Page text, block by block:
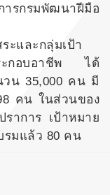
ารกรมพัฒนาฝีมือ
ะและกลุ่มเป้า
ระกอบอาชีพ ได้
วน 35,000 คน มี
คน ในส่วนของ
าการ เป้าหมาย
รมแล้ว 80 คน